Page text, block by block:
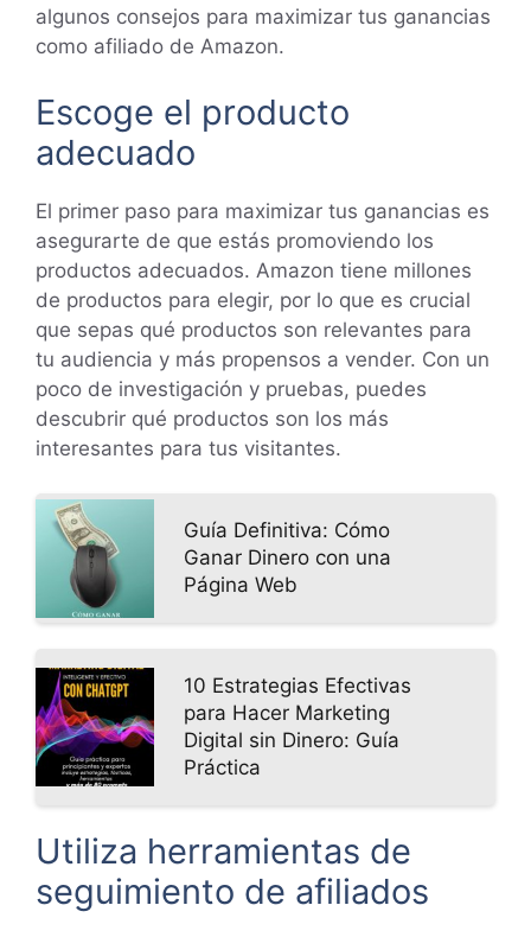
algunos consejos para maximizar tus ganancias
como afiliado de Amazon.
Escoge el producto
adecuado
El primer paso para maximizar tus ganancias es
asegurarte de que estás promoviendo los
productos adecuados. Amazon tiene millones
de productos para elegir, por lo que es crucial
que sepas qué productos son relevantes para
tu audiencia y más propensos a vender. Con un
poco de investigación y pruebas, puedes
descubrir qué productos son los más
interesantes para tus visitantes.
Guía Definitiva: Cómo
Ganar Dinero con una
Página Web
10 Estrategias Efectivas
para Hacer Marketing
Digital sin Dinero: Guía
Práctica
Utiliza herramientas de
seguimiento de afiliados